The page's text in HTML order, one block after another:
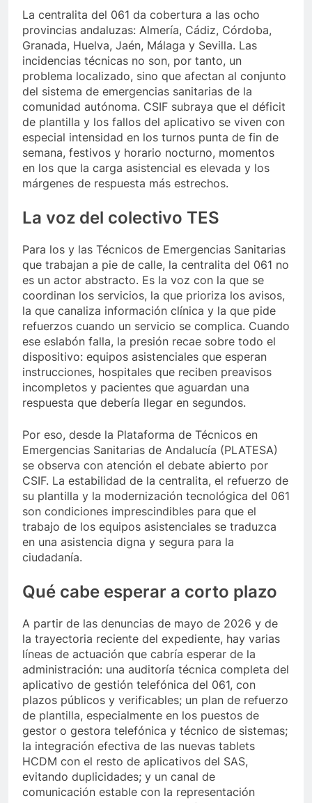
La centralita del 061 da cobertura a las ocho
provincias andaluzas: Almería, Cádiz, Córdoba,
Granada, Huelva, Jaén, Málaga y Sevilla. Las
incidencias técnicas no son, por tanto, un
problema localizado, sino que afectan al conjunto
del sistema de emergencias sanitarias de la
comunidad autónoma. CSIF subraya que el déficit
de plantilla y los fallos del aplicativo se viven con
especial intensidad en los turnos punta de fin de
semana, festivos y horario nocturno, momentos
en los que la carga asistencial es elevada y los
márgenes de respuesta más estrechos.
La voz del colectivo TES
Para los y las Técnicos de Emergencias Sanitarias
que trabajan a pie de calle, la centralita del 061 no
es un actor abstracto. Es la voz con la que se
coordinan los servicios, la que prioriza los avisos,
la que canaliza información clínica y la que pide
refuerzos cuando un servicio se complica. Cuando
ese eslabón falla, la presión recae sobre todo el
dispositivo: equipos asistenciales que esperan
instrucciones, hospitales que reciben preavisos
incompletos y pacientes que aguardan una
respuesta que debería llegar en segundos.
Por eso, desde la Plataforma de Técnicos en
Emergencias Sanitarias de Andalucía (PLATESA)
se observa con atención el debate abierto por
CSIF. La estabilidad de la centralita, el refuerzo de
su plantilla y la modernización tecnológica del 061
son condiciones imprescindibles para que el
trabajo de los equipos asistenciales se traduzca
en una asistencia digna y segura para la
ciudadanía.
Qué cabe esperar a corto plazo
A partir de las denuncias de mayo de 2026 y de
la trayectoria reciente del expediente, hay varias
líneas de actuación que cabría esperar de la
administración: una auditoría técnica completa del
aplicativo de gestión telefónica del 061, con
plazos públicos y verificables; un plan de refuerzo
de plantilla, especialmente en los puestos de
gestor o gestora telefónica y técnico de sistemas;
la integración efectiva de las nuevas tablets
HCDM con el resto de aplicativos del SAS,
evitando duplicidades; y un canal de
comunicación estable con la representación